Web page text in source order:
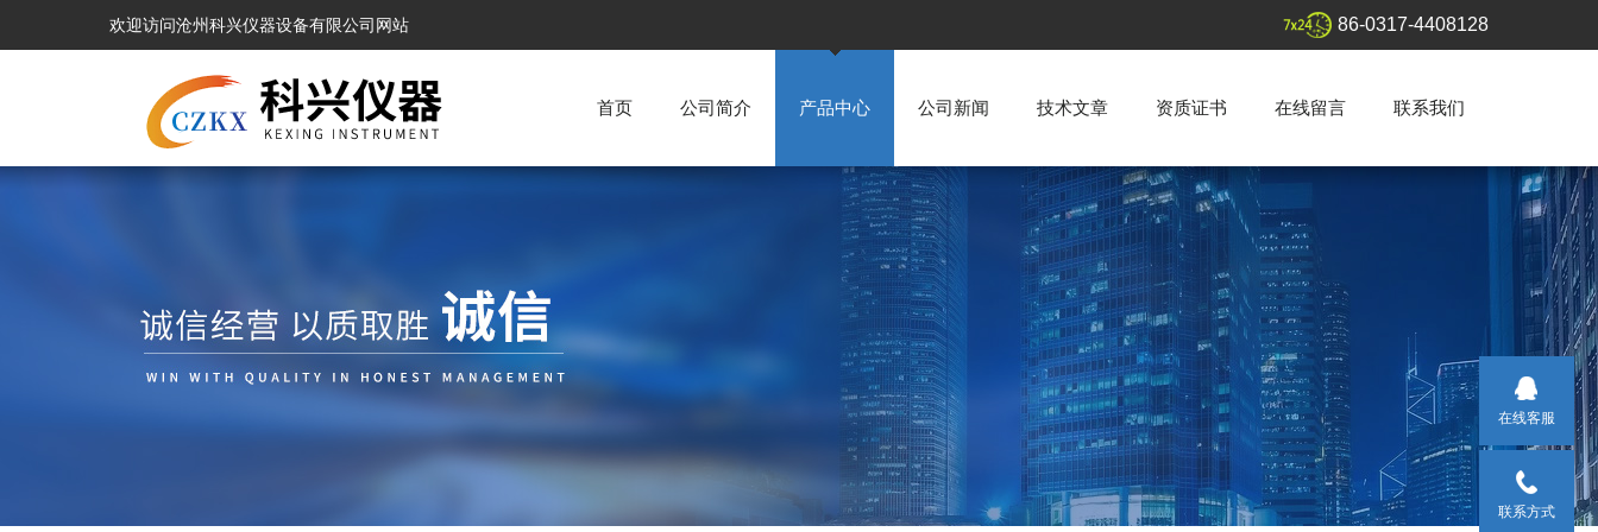
欢迎访问沧州科兴仪器设备有限公司网站 86-0317-4408128
首页 公司简介 产品中心 公司新闻 技术文章 资质证书 在线留言 联系我们
在线客服
联系方式